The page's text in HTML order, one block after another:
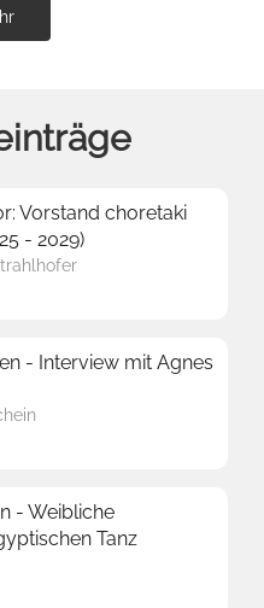
Vorstand choretaki
- 2029)
- Interview mit Agnes
- Weibliche
Tanz